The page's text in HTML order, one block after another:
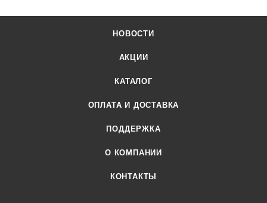
НОВОСТИ
АКЦИИ
КАТАЛОГ
ОПЛАТА И ДОСТАВКА
ПОДДЕРЖКА
О КОМПАНИИ
КОНТАКТЫ